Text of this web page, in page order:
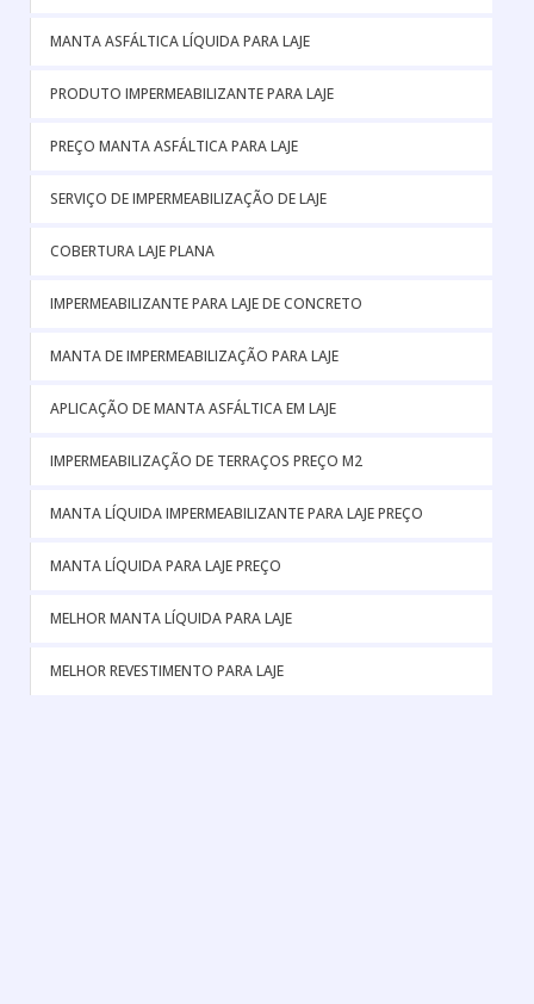
MANTA ASFÁLTICA LÍQUIDA PARA LAJE
PRODUTO IMPERMEABILIZANTE PARA LAJE
PREÇO MANTA ASFÁLTICA PARA LAJE
SERVIÇO DE IMPERMEABILIZAÇÃO DE LAJE
COBERTURA LAJE PLANA
IMPERMEABILIZANTE PARA LAJE DE CONCRETO
MANTA DE IMPERMEABILIZAÇÃO PARA LAJE
APLICAÇÃO DE MANTA ASFÁLTICA EM LAJE
IMPERMEABILIZAÇÃO DE TERRAÇOS PREÇO M2
MANTA LÍQUIDA IMPERMEABILIZANTE PARA LAJE PREÇO
MANTA LÍQUIDA PARA LAJE PREÇO
MELHOR MANTA LÍQUIDA PARA LAJE
MELHOR REVESTIMENTO PARA LAJE